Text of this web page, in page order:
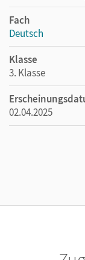
Fach
Deutsch
Klasse
3. Klasse
02.04.2025